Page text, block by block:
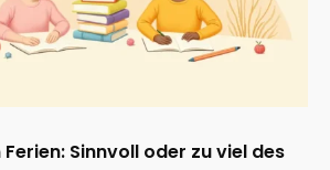
Sinnvoll oder zu viel des